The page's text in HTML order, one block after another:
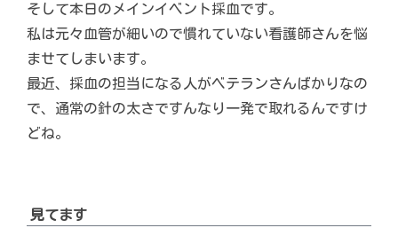
そして本日のメインイベント採血です。
私は元々血管が細いので慣れていない看護師さんを悩
ませてしまいます。
最近、採血の担当になる人がベテランさんばかりなの
で、通常の針の太さですんなり一発で取れるんですけ
どね。
見てます